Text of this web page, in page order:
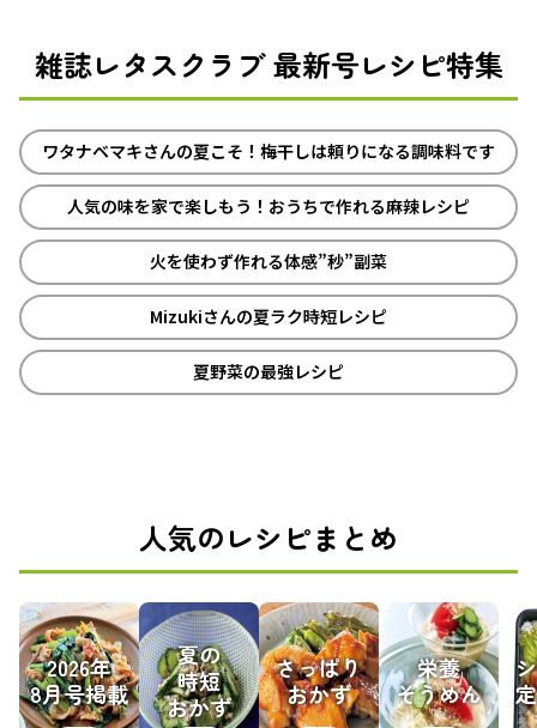
雑誌レタスクラブ 最新号レシピ特集
ワタナベマキさんの夏こそ！梅干しは頼りになる調味料です
人気の味を家で楽しもう！おうちで作れる麻辣レシピ
火を使わず作れる体感”秒”副菜
Mizukiさんの夏ラク時短レシピ
夏野菜の最強レシピ
人気のレシピまとめ
2026年
8月号掲載
夏の
時短
おかず
さっぱり
おかず
栄養
そうめん